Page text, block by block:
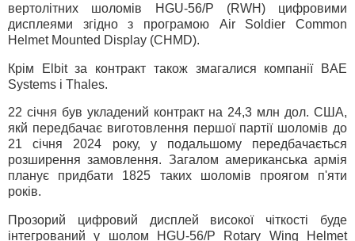
вертолітних шоломів HGU-56/P (RWH) цифровими
дисплеями згідно з програмою Air Soldier Common
Helmet Mounted Display (CHMD).
Крім Elbit за контракт також змагалися компанії BAE
Systems і Thales.
22 січня був укладений контракт на 24,3 млн дол. США,
якй передбачає виготовлення першої партії шоломів до
21 січня 2024 року, у подальшому передбачається
розширення замовлення. Загалом американська армія
планує придбати 1825 таких шоломів проягом п'яти
років.
Прозорий цифровий дисплей високої чіткості буде
інтегрований у шолом HGU-56/P Rotary Wing Helmet